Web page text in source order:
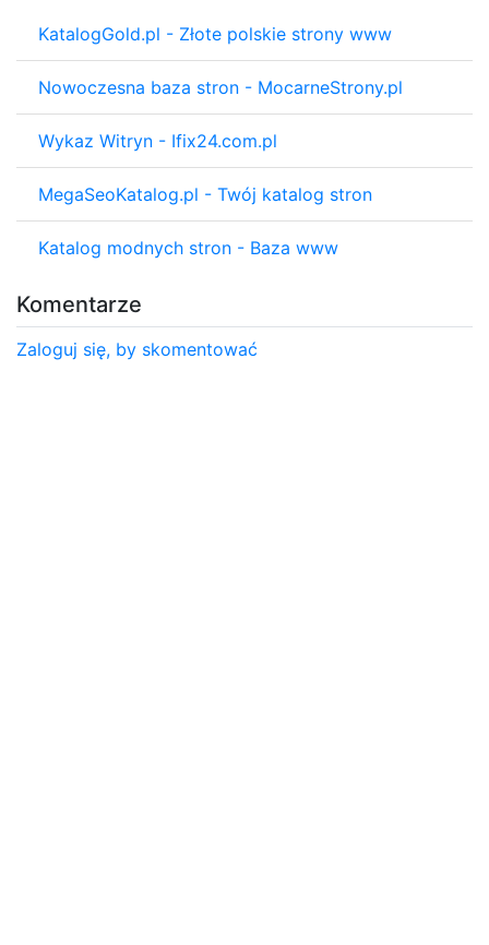
KatalogGold.pl - Złote polskie strony www
Nowoczesna baza stron - MocarneStrony.pl
Wykaz Witryn - Ifix24.com.pl
MegaSeoKatalog.pl - Twój katalog stron
Katalog modnych stron - Baza www
Komentarze
Zaloguj się, by skomentować